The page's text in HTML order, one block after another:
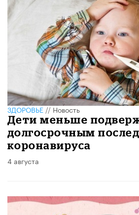
ЗДОРОВЬЕ//Новость
Дети меньше
долгосрочным
коронавируса
4 августа